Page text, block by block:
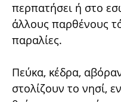
περπατήσει ή στο
άλλους παρθένους
παραλίες.
Πεύκα, κέδρα,
στολίζουν το νησί,